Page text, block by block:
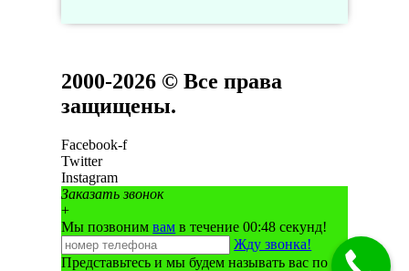
2000-2026 © Все права
защищены.
Facebook-f
Twitter
Instagram
Заказать звонок
+
Мы позвонимвам в течение 00:48 секунд!
Жду звонка!
Представьтесь и мы будем называть вас по